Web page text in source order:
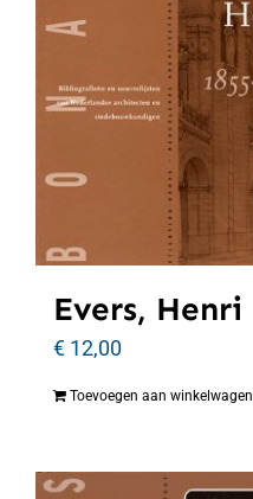
Evers, Henri
€ 12,00
Toevoegen aan winkelwagen